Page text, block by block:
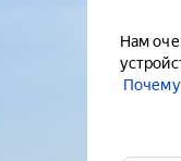
Нам
Почему